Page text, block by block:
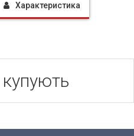
Характеристика